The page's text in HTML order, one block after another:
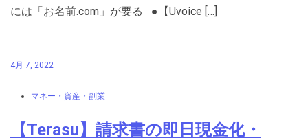
には「お名前.com」が要る ●【Uvoice […]
4月 7, 2022
マネー・資産・副業
【Terasu】請求書の即日現金化・